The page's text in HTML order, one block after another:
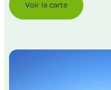
Voir la carte